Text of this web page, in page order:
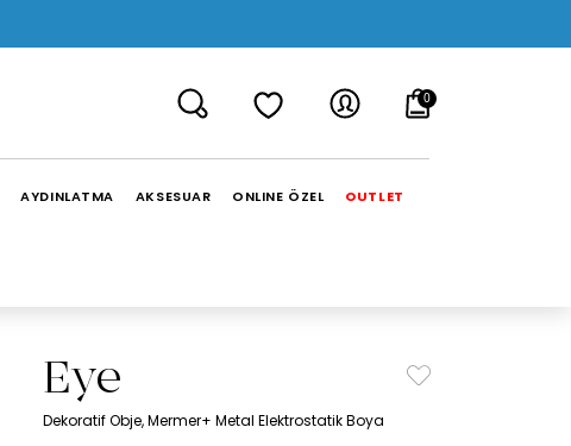
0
AYDINLATMA AKSESUAR ONLINE ÖZEL OUTLET
Eye
Dekoratif Obje, Mermer+ Metal Elektrostatik Boya